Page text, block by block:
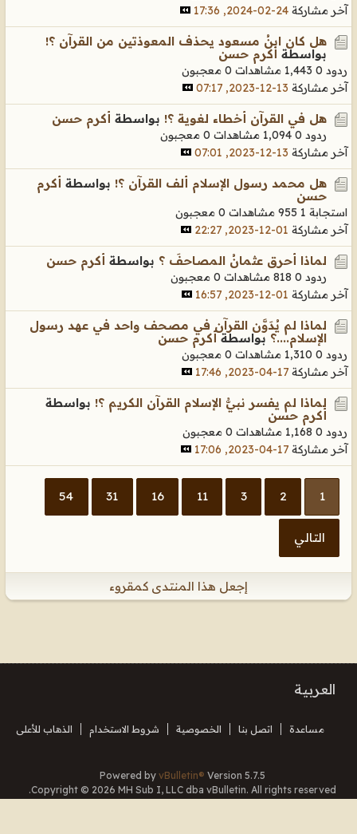
آخر مشاركة 24-02-2024, 17:36
هل كان ابنُ مسعود يحذف المعوذتين من القرآن ؟!
بواسطة أكرم حسن
ردود 0 1,443 مشاهدات
0 معجبون
آخر مشاركة 13-12-2023, 07:17
هل في القرآن أخطاء لغوية ؟! بواسطة أكرم حسن
ردود 0 1,094 مشاهدات
0 معجبون
آخر مشاركة 13-12-2023, 07:01
هل محمد رسول الإسلام ألف القرآن ؟! بواسطة أكرم
حسن
استجابة 1 955 مشاهدات
0 معجبون
آخر مشاركة 01-12-2023, 22:27
لماذا أحرق عثمانُ المصاحفَ ؟ بواسطة أكرم حسن
ردود 0 818 مشاهدات
0 معجبون
آخر مشاركة 01-12-2023, 16:57
لماذا لم يُدَوَّن القرآن في مصحف واحد في عهد رسول
الإسلام....؟ بواسطةأكرم حسن
ردود 0 1,310 مشاهدات
0 معجبون
آخر مشاركة 17-04-2023, 17:46
لماذا لم يفسر نبيُّ الإسلام القرآن الكريم ؟! بواسطة
أكرم حسن
ردود 0 1,168 مشاهدات
0 معجبون
آخر مشاركة 17-04-2023, 17:06
1
2
3
11
16
31
54
التالي
إجعل هذا المنتدى كمقروء
العربية
مساعدة اتصل بنا الخصوصية شروط الاستخدام الذهاب للأعلى
Powered by vBulletin® Version 5.7.5
Copyright © 2026 MH Sub I, LLC dba vBulletin. All rights reserved.